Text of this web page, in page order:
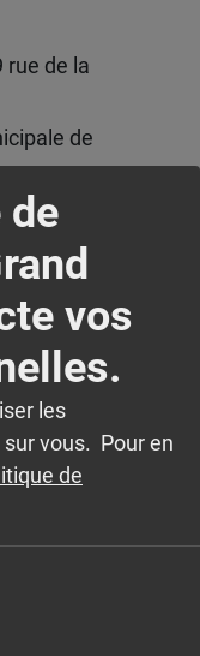
de
vos
les
vous. Pour en
de
rue de la
de
moins jeunes,
à la
!
disponibles.